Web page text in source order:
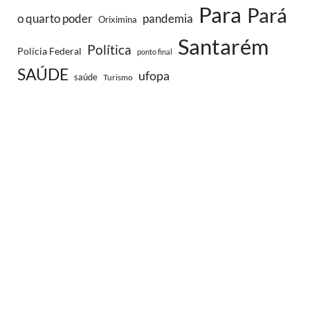
o quarto poder Oriximina pandemia Para Pará
Polícia Federal Política ponto final Santarém
SAÚDE saúde Turismo ufopa